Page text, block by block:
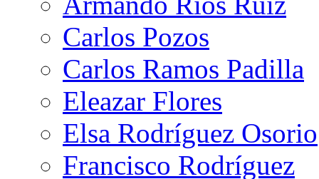
Carlos Pozos
Carlos Ramos Padilla
Eleazar Flores
Elsa Rodríguez Osorio
Francisco Rodríguez